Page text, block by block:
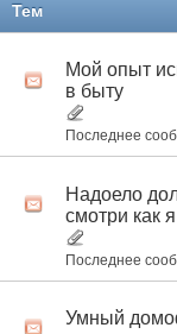
Тем
Мой опыт
в быту
Последнее
Надоело
смотри как
Последнее
Умный